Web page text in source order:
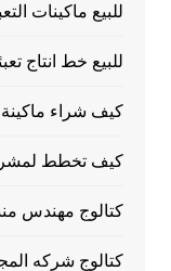
للبيع ماكينات
للبيع خط انتاج
كيف شراء ماكينة
كيف تخطط
كتالوج مهندس
كتالوج شركه